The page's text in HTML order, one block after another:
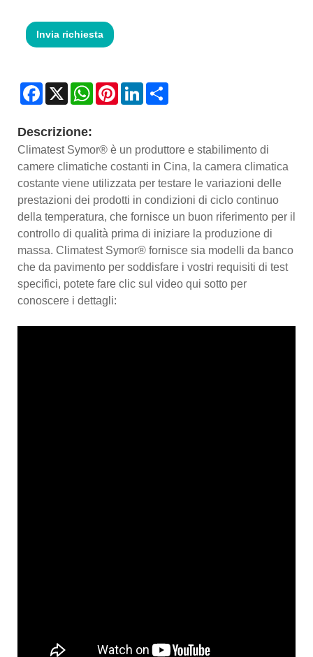
Invia richiesta
Facebook
X WhatsAppPinterestLinkedIn
Descrizione:
Climatest Symor® è un produttore e stabilimento di
camere climatiche costanti in Cina, la camera climatica
costante viene utilizzata per testare le variazioni delle
prestazioni dei prodotti in condizioni di ciclo continuo
della temperatura, che fornisce un buon riferimento per il
controllo di qualità prima di iniziare la produzione di
massa. Climatest Symor® fornisce sia modelli da banco
che da pavimento per soddisfare i vostri requisiti di test
specifici, potete fare clic sul video qui sotto per
conoscere i dettagli: